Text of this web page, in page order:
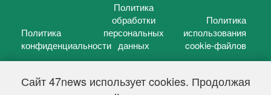
Сайт 47news использует cookies. Продолжая
Политика
конфиденциальности
Политика
обработки
персональных
данных
Политика
использования
cookie-файлов